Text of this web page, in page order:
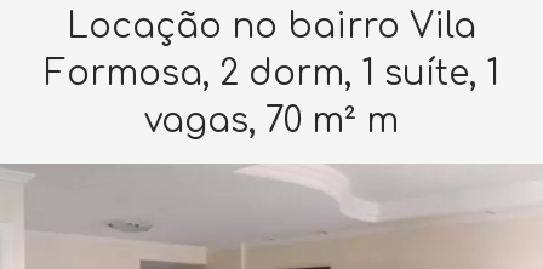
Locação no bairro Vila
Formosa, 2 dorm, 1 suíte, 1
vagas, 70 m² m